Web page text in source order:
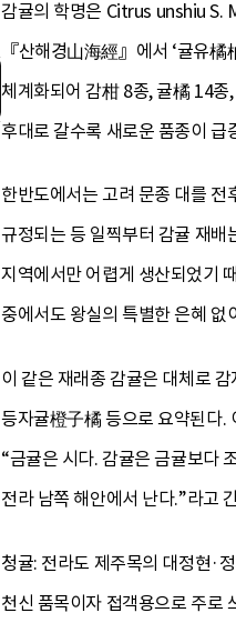
감귤의 학명은 Citrus unshiu S.
『산해경山海經』에서 ‘귤유
체계화되어 감柑 8종, 귤橘 14종
후대로 갈수록 새로운 품종이 급
한반도에서는 고려 문종 대를
규정되는 등 일찍부터 감귤 재배
지역에서만 어렵게 생산되었기
중에서도 왕실의 특별한 은혜 없
이 같은 재래종 감귤은 대체로
등자귤橙子橘 등으로 요약된다.
“금귤은 시다. 감귤은 금귤보다
전라 남쪽 해안에서 난다.”라고
청귤: 전라도 제주목의 대정현·
천신 품목이자 접객용으로 주로